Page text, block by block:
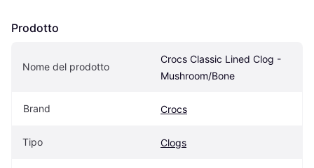
Prodotto
Nome del prodotto
Crocs Classic Lined Clog -
Mushroom/Bone
Brand Crocs
Tipo Clogs